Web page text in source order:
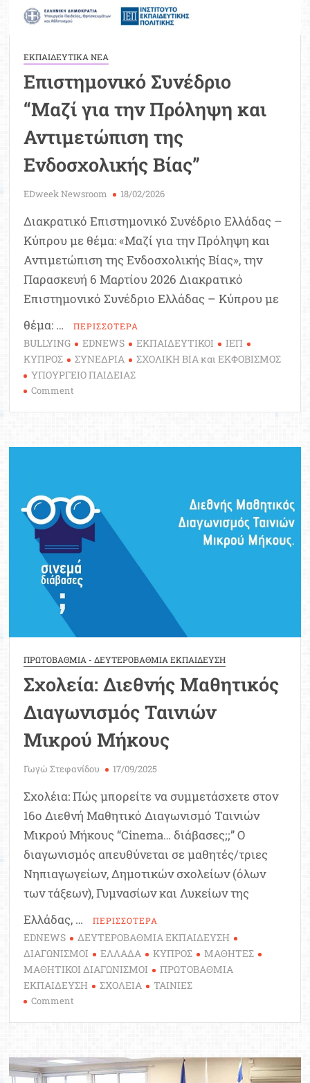
ΕΚΠΑΙΔΕΥΤΙΚΑ ΝΕΑ
Επιστημονικό Συνέδριο
“Μαζί για την Πρόληψη και
Αντιμετώπιση της
Ενδοσχολικής Βίας”
EDweek Newsroom 18/02/2026
Διακρατικό Επιστημονικό Συνέδριο Ελλάδας –
Κύπρου με θέμα: «Μαζί για την Πρόληψη και
Αντιμετώπιση της Ενδοσχολικής Βίας», την
Παρασκευή 6 Μαρτίου 2026 Διακρατικό
Επιστημονικό Συνέδριο Ελλάδας – Κύπρου με
θέμα: …
ΠΕΡΙΣΣΟΤΕΡΑ
BULLYING EDNEWS ΕΚΠΑΙΔΕΥΤΙΚΟΙ
ΙΕΠ
ΚΥΠΡΟΣ
ΣΥΝΕΔΡΙΑ
ΣΧΟΛΙΚΗ ΒΙΑ και ΕΚΦΟΒΙΣΜΟΣ
ΥΠΟΥΡΓΕΙΟ ΠΑΙΔΕΙΑΣ
Comment
για
και
Αντιμετώπιση
της
Ενδοσχολικής
Βίας”
ΠΡΩΤΟΒΑΘΜΙΑ - ΔΕΥΤΕΡΟΒΑΘΜΙΑ ΕΚΠΑΙΔΕΥΣΗ
Σχολεία: Διεθνής Μαθητικός
Διαγωνισμός Ταινιών
Μικρού Μήκους
Γωγώ Στεφανίδου 17/09/2025
Σχολέια: Πώς μπορείτε να συμμετάσχετε στον
16ο Διεθνή Μαθητικό Διαγωνισμό Ταινιών
Μικρού Μήκους “Cinema… διάβασες;;” Ο
διαγωνισμός απευθύνεται σε μαθητές/τριες
Νηπιαγωγείων, Δημοτικών σχολείων (όλων
των τάξεων), Γυμνασίων και Λυκείων της
Ελλάδας, …
ΠΕΡΙΣΣΟΤΕΡΑ
EDNEWS
ΔΕΥΤΕΡΟΒΑΘΜΙΑ ΕΚΠΑΙΔΕΥΣΗ
ΔΙΑΓΩΝΙΣΜΟΙ
ΕΛΛΑΔΑ ΚΥΠΡΟΣ
ΜΑΘΗΤΕΣ
ΜΑΘΗΤΙΚΟΙ ΔΙΑΓΩΝΙΣΜΟΙ
ΠΡΩΤΟΒΑΘΜΙΑ
ΕΚΠΑΙΔΕΥΣΗ
ΣΧΟΛΕΙΑ ΤΑΙΝΙΕΣ
Comment
Διαγωνισμός
Ταινιών